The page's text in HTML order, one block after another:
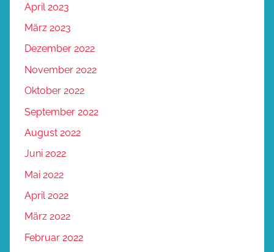
April 2023
März 2023
Dezember 2022
November 2022
Oktober 2022
September 2022
August 2022
Juni 2022
Mai 2022
April 2022
März 2022
Februar 2022